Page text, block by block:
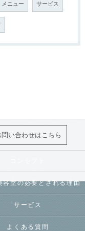
メニュー サービス
問い合わせはこちら
容室の必要とされる理由
サービス
よくある質問